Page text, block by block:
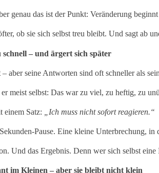
genau das ist der Punkt: Veränderung
ob sie sich selbst treu bleibt. Und sagt ab
– und ärgert sich später
– aber seine Antworten sind oft schneller als
meist selbst: Das war zu viel, zu heftig, zu
einem Satz: „Ich muss nicht sofort reagieren.“
Pause. Eine kleine Unterbrechung,
Und das Ergebnis. Denn wer sich selbst
im Kleinen – aber sie bleibt nicht klein